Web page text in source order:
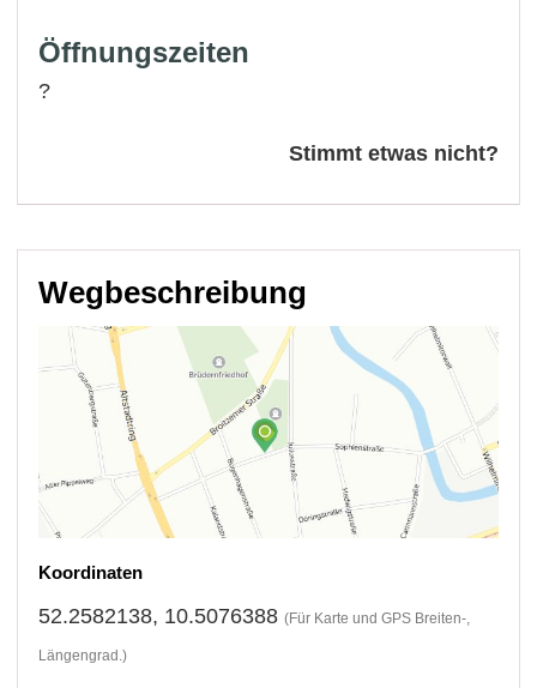
Öffnungszeiten
?
Stimmt etwas nicht?
Wegbeschreibung
Koordinaten
52.2582138, 10.5076388 (Für Karte und GPS Breiten-,
Längengrad.)